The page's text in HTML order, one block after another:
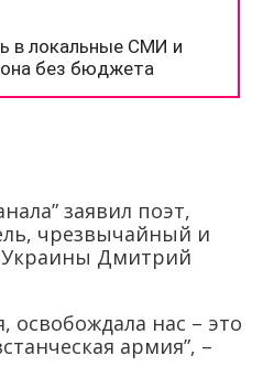
заявил поэт,
чрезвычайный и
Дмитрий
освобождала нас – это
армия”, –